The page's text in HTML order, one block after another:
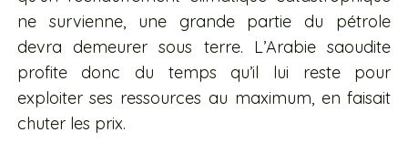
ne survienne, une grande partie du pétrole
devra demeurer sous terre. L’Arabie saoudite
profite donc du temps qu’il lui reste pour
exploiter ses ressources au maximum, en faisait
chuter les prix.